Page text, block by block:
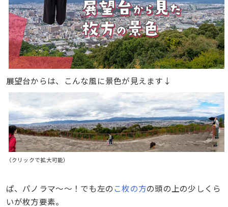
展望台からは、こんな風に景色が見えます↓
（クリックで拡大可能）
ぱ、パノラマ〜〜！でも左の こ枚の方の頭の上の少しくら
いが枚方要素。